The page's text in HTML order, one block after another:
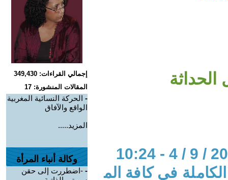
في كافة الم
إجمالي القراءات: 349,430
المقالات المنشورة: 17
- الحركة النسائية المغربية
الواقع والآفاق
المزيد.....
وكالة أنباء المرأة
- -اضطررت إلى حقن